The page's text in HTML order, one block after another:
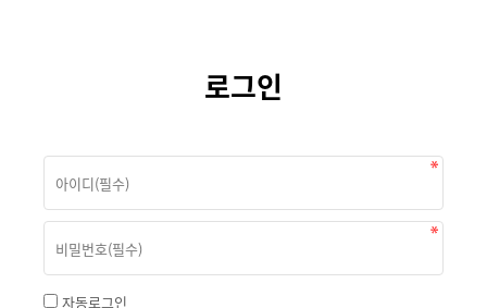
로그인
자동로그인